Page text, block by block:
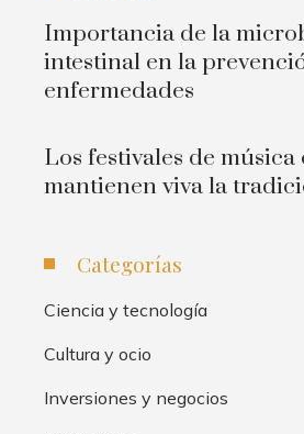
Importancia de la
intestinal en la
enfermedades
Los festivales de música
mantienen viva la
Categorías
Ciencia y tecnología
Cultura y ocio
Inversiones y negocios